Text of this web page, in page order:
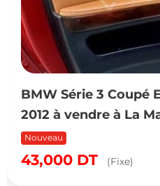
BMW Série 3 Coupé
2012 à vendre à La
Nouveau
43,000 DT (Fixe)